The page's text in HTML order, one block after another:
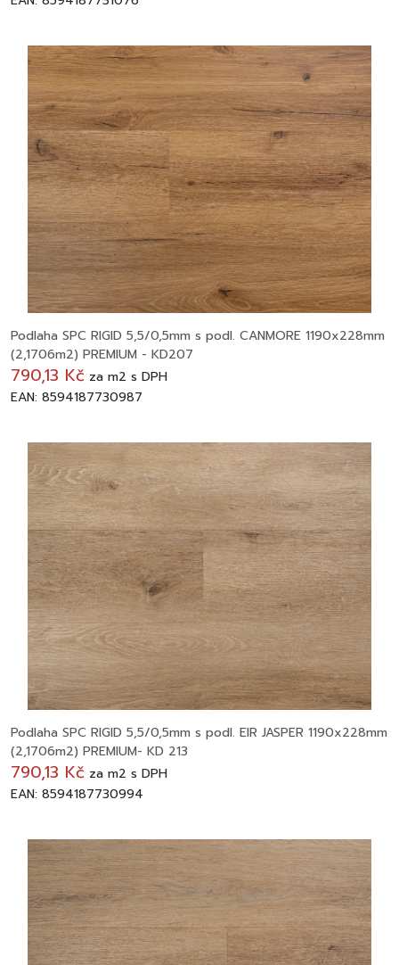
Podlaha SPC RIGID 5,5/0,5mm s podl. CANMORE 1190x228mm
(2,1706m2) PREMIUM - KD207
790,13 Kč za m2 s DPH
EAN: 8594187730987
Podlaha SPC RIGID 5,5/0,5mm s podl. EIR JASPER 1190x228mm
(2,1706m2) PREMIUM- KD 213
790,13 Kč za m2 s DPH
EAN: 8594187730994